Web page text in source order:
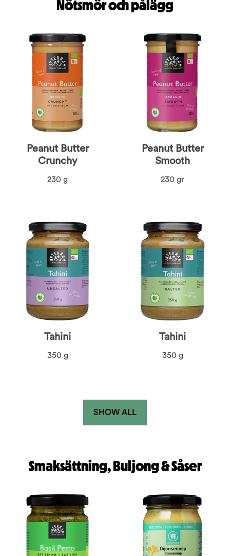
Nötsmör och pålägg
Peanut Butter
Crunchy
230 g
Peanut Butter
Smooth
230 gr
Tahini
350 g
Tahini
350 g
SHOW ALL
Smaksättning, Buljong & Såser